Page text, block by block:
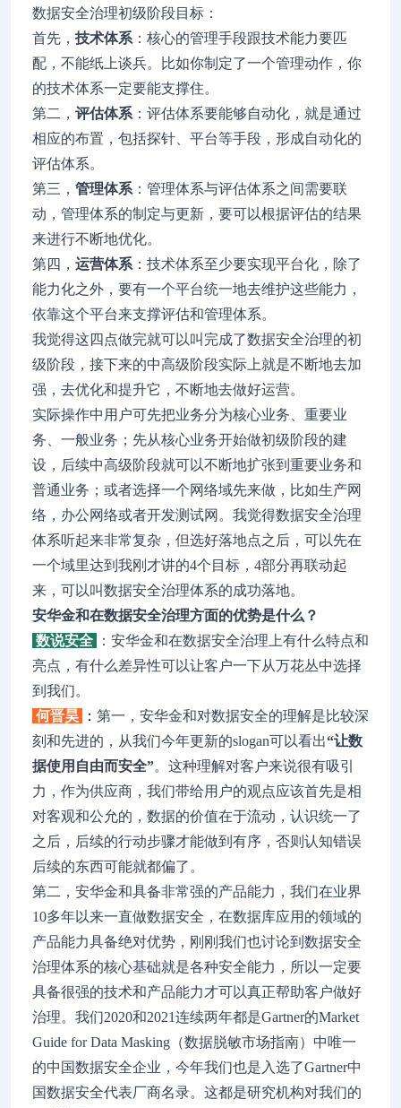
数据安全治理初级阶段目标：
首先， 技术体系 ：核心的管理手段跟技术能力要匹
配，不能纸上谈兵。比如你制定了一个管理动作，你
的技术体系一定要能支撑住。
第二， 评估体系 ：评估体系要能够自动化，就是通过
相应的布置，包括探针、平台等手段，形成自动化的
评估体系。
第三， 管理体系 ：管理体系与评估体系之间需要联
动，管理体系的制定与更新，要可以根据评估的结果
来进行不断地优化。
第四， 运营体系 ：技术体系至少要实现平台化，除了
能力化之外，要有一个平台统一地去维护这些能力，
依靠这个平台来支撑评估和管理体系。
我觉得这四点做完就可以叫完成了数据安全治理的初
级阶段，接下来的中高级阶段实际上就是不断地去加
强，去优化和提升它，不断地去做好运营。
实际操作中用户可先把业务分为核心业务、重要业
务、一般业务；先从核心业务开始做初级阶段的建
设，后续中高级阶段就可以不断地扩张到重要业务和
普通业务；或者选择一个网络域先来做，比如生产网
络，办公网络或者开发测试网。我觉得数据安全治理
体系听起来非常复杂，但选好落地点之后，可以先在
一个域里达到我刚才讲的4个目标，4部分再联动起
来，可以叫数据安全治理体系的成功落地。
安华金和在数据安全治理方面的优势是什么？
数说安全
：安华金和在数据安全治理上有什么特点和
亮点，有什么差异性可以让客户一下从万花丛中选择
到我们。
何晋昊
： 第一，安华金和对数据安全的理解是比较深
刻和先进的，从我们今年更新的slogan可以看出“让数
据使用自由而安全”。这种理解对客户来说很有吸引
力，作为供应商，我们带给用户的观点应该首先是相
对客观和公允的，数据的价值在于流动，认识统一了
之后，后续的行动步骤才能做到有序，否则认知错误
后续的东西可能就都偏了。
第二，安华金和具备非常强的产品能力，我们在业界
10多年以来一直做数据安全，在数据库应用的领域的
产品能力具备绝对优势，刚刚我们也讨论到数据安全
治理体系的核心基础就是各种安全能力，所以一定要
具备很强的技术和产品能力才可以真正帮助客户做好
治理。我们2020和2021连续两年都是Gartner的Market
Guide for Data Masking（数据脱敏市场指南）中唯一
的中国数据安全企业，今年我们也是入选了Gartner中
国数据安全代表厂商名录。这都是研究机构对我们的